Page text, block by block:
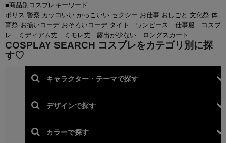
■商品別コスプレキーワード
ポリス 警察 カッコいい かっこいい セクシー お仕事 おしごと 文化祭 体
育祭 お揃いコーデ おそろいコーデ タイト ワンピース 仕事服 コスプ
レ ミディアム丈 ミモレ丈 露出が少ない ロングスカート